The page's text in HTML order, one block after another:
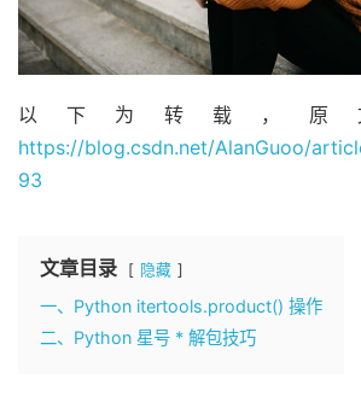
以下为转载，原
https://blog.csdn.net/AlanGuoo/
93
文章目录 隐藏
一、Python itertools.product() 操作
二、Python 星号 * 解包技巧